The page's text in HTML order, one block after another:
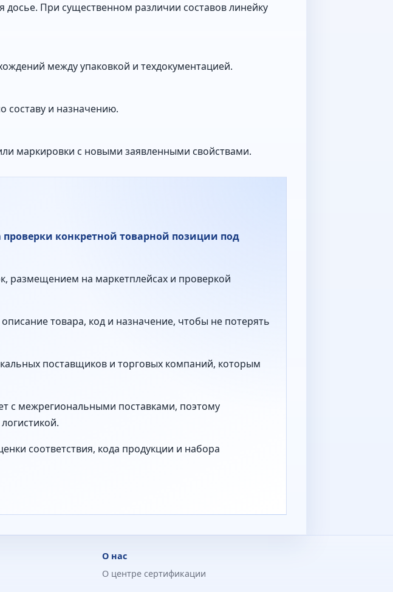
досье. При существенном различии составов линейку
между упаковкой и техдокументацией.
составу и назначению.
маркировки с новыми заявленными свойствами.
конкретной товарной позиции под
размещением на маркетплейсах и проверкой
товара, код и назначение, чтобы не потерять
поставщиков и торговых компаний, которым
с межрегиональными поставками, поэтому
соответствия, кода продукции и набора
О нас
О центре сертификации